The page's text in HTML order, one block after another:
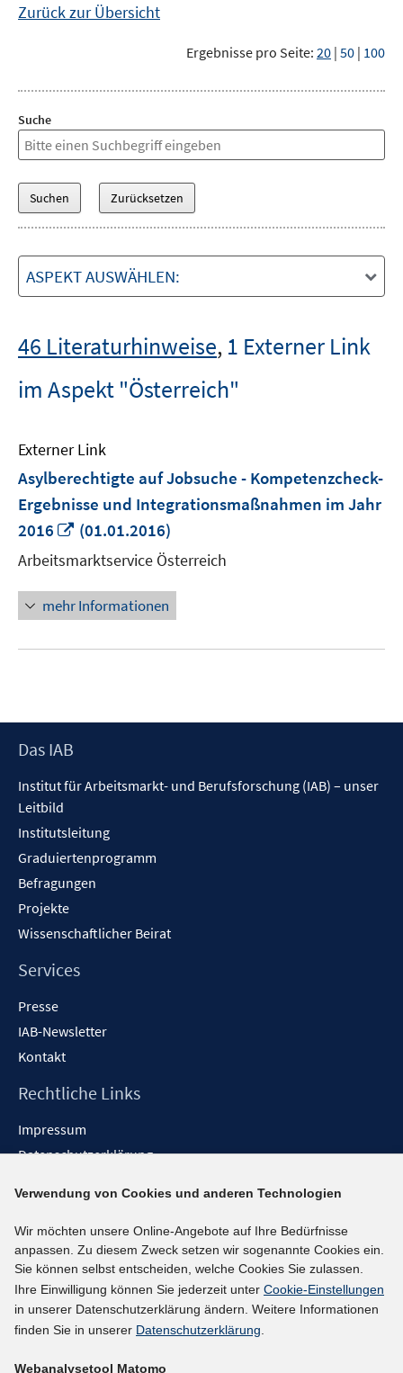
Fenster
Zurück zur Übersicht
Ergebnisse pro Seite: 20 | 50 | 100
Suche
ASPEKT AUSWÄHLEN:
46 Literaturhinweise, 1 Externer Link
im Aspekt "Österreich"
Externer Link
Asylberechtigte auf Jobsuche - Kompetenzcheck-
Ergebnisse und Integrationsmaßnahmen im Jahr
2016
In
neuem
Fenster
öffnen
(01.01.2016)
Arbeitsmarktservice Österreich
mehr Informationen
Footer
Das IAB
Institut für Arbeitsmarkt- und Berufsforschung (IAB) – unser
Leitbild
Institutsleitung
Graduiertenprogramm
Befragungen
Projekte
Wissenschaftlicher Beirat
Services
Presse
IAB-Newsletter
Kontakt
Rechtliche Links
Impressum
Datenschutzerklärung
Barrieren melden
Social-Media-Kanäle
BlueSky
YouTube
LinkedIn
Verwendung von Cookies und anderen Technologien
Wir möchten unsere Online-Angebote auf Ihre Bedürfnisse
anpassen. Zu diesem Zweck setzen wir sogenannte Cookies ein.
Sie können selbst entscheiden, welche Cookies Sie zulassen.
Ihre Einwilligung können Sie jederzeit unter Cookie-Einstellungen
in unserer Datenschutzerklärung ändern. Weitere Informationen
finden Sie in unserer Datenschutzerklärung.
Webanalysetool Matomo